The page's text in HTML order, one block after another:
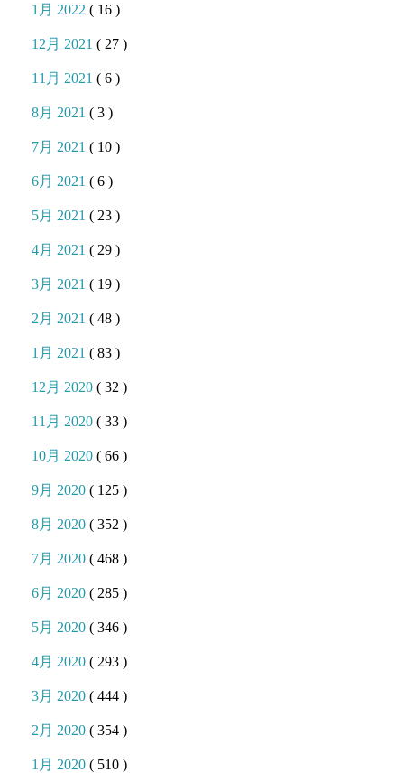
1月 2022( 16 )
12月 2021( 27 )
11月 2021( 6 )
8月 2021( 3 )
7月 2021( 10 )
6月 2021( 6 )
5月 2021( 23 )
4月 2021( 29 )
3月 2021( 19 )
2月 2021( 48 )
1月 2021( 83 )
12月 2020( 32 )
11月 2020( 33 )
10月 2020( 66 )
9月 2020( 125 )
8月 2020( 352 )
7月 2020( 468 )
6月 2020( 285 )
5月 2020( 346 )
4月 2020( 293 )
3月 2020( 444 )
2月 2020( 354 )
1月 2020( 510 )